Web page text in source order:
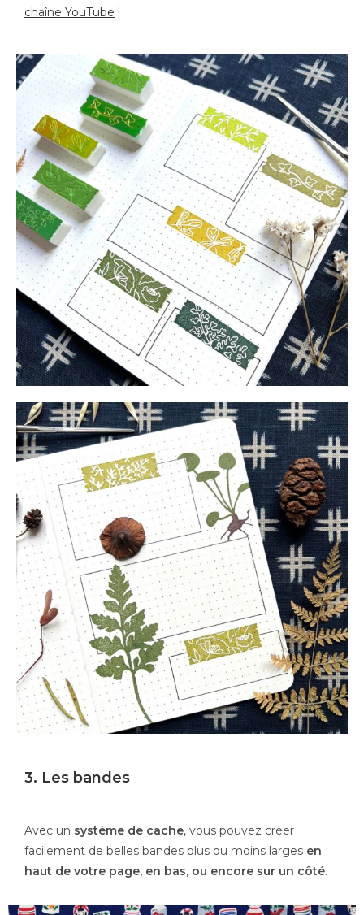
chaîne YouTube !
3. Les bandes
Avec un système de cache, vous pouvez créer
facilement de belles bandes plus ou moins larges en
haut de votre page, en bas, ou encore sur un côté.